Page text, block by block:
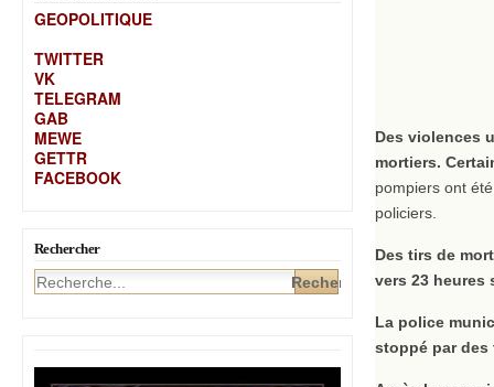
GEOPOLITIQUE
TWITTER
VK
TELEGRAM
GAB
MEWE
GETTR
FACEBOOK
Rechercher
Des violences
mortiers.
pompiers ont
policiers.
Des tirs de
vers 23 heures
La police
stoppé par des